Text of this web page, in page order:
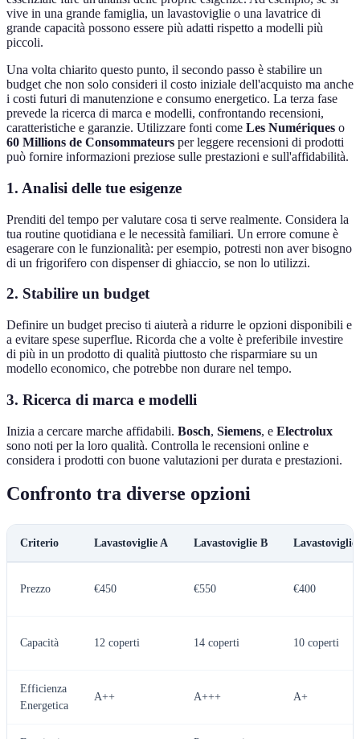
vive in una grande famiglia, un lavastoviglie o una lavatrice di
grande capacità possono essere più adatti rispetto a modelli più
piccoli.
Una volta chiarito questo punto, il secondo passo è stabilire un
budget che non solo consideri il costo iniziale dell'acquisto ma anche
i costi futuri di manutenzione e consumo energetico. La terza fase
prevede la ricerca di marca e modelli, confrontando recensioni,
caratteristiche e garanzie. Utilizzare fonti come Les Numériques o
60 Millions de Consommateurs per leggere recensioni di prodotti
può fornire informazioni preziose sulle prestazioni e sull'affidabilità.
1. Analisi delle tue esigenze
Prenditi del tempo per valutare cosa ti serve realmente. Considera la
tua routine quotidiana e le necessità familiari. Un errore comune è
esagerare con le funzionalità: per esempio, potresti non aver bisogno
di un frigorifero con dispenser di ghiaccio, se non lo utilizzi.
2. Stabilire un budget
Definire un budget preciso ti aiuterà a ridurre le opzioni disponibili e
a evitare spese superflue. Ricorda che a volte è preferibile investire
di più in un prodotto di qualità piuttosto che risparmiare su un
modello economico, che potrebbe non durare nel tempo.
3. Ricerca di marca e modelli
Inizia a cercare marche affidabili. Bosch, Siemens, e Electrolux
sono noti per la loro qualità. Controlla le recensioni online e
considera i prodotti con buone valutazioni per durata e prestazioni.
Confronto tra diverse opzioni
Criterio Lavastoviglie A Lavastoviglie B Lavastoviglie
Prezzo €450 €550 €400
Capacità 12 coperti 14 coperti 10 coperti
Efficienza
Energetica
A++ A+++ A+